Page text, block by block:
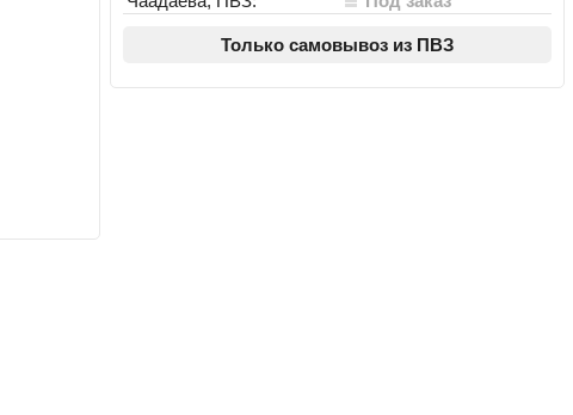
Только самовывоз из ПВЗ